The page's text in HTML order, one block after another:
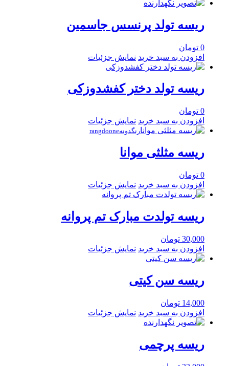
ریسه تولد پرنسس جاسمین
0 تومان
افزودن به سبد خرید نمایش جزئیات
ریسه تولد دختر کفشدوزکی
0 تومان
افزودن به سبد خرید نمایش جزئیات
رنگدونهrangdoone
ریسه مثلثی موانا
0 تومان
افزودن به سبد خرید نمایش جزئیات
ریسه تولدت مبارک تم پروانه
30,000 تومان
افزودن به سبد خرید نمایش جزئیات
ریسه سن کیتی
14,000 تومان
افزودن به سبد خرید نمایش جزئیات
ریسه پرچمی